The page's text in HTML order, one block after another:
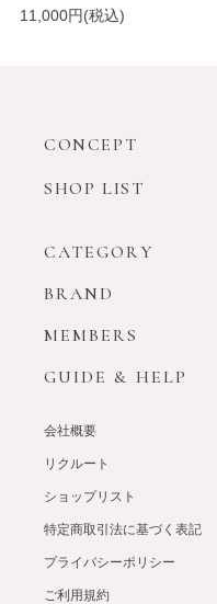
11,000円(税込)
CONCEPT
SHOP LIST
CATEGORY
BRAND
MEMBERS
GUIDE & HELP
会社概要
リクルート
ショップリスト
特定商取引法に基づく表記
プライバシーポリシー
ご利用規約